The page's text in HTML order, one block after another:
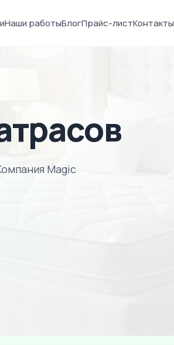
Наши работыБлогПрайс-листКонтакты
Magic